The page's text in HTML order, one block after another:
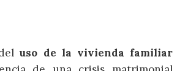
uso de la vivienda familiar